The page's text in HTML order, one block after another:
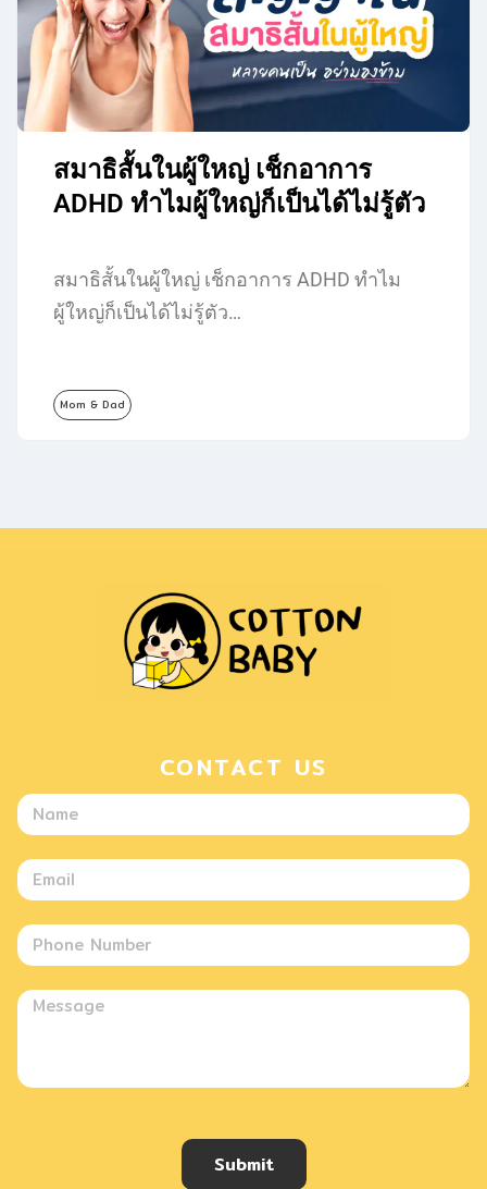
สมาธิสั้นในผู้ใหญ่ เช็กอาการ
ADHD ทำไมผู้ใหญ่ก็เป็นได้ไม่รู้ตัว
สมาธิสั้นในผู้ใหญ่ เช็กอาการ ADHD ทำไม
ผู้ใหญ่ก็เป็นได้ไม่รู้ตัว…
Mom & Dad
CONTACT US
Submit